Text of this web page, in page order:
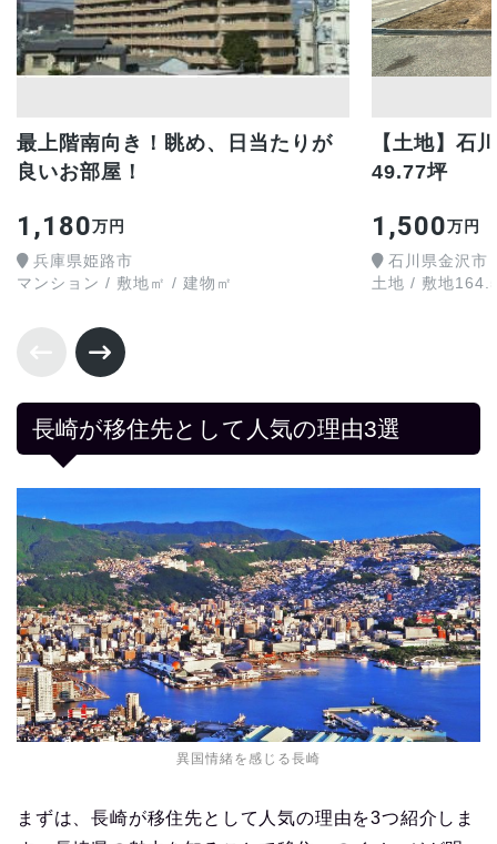
最上階南向き！眺め、日当たりが
良いお部屋！
1,180万円
兵庫県姫路市
マンション / 敷地㎡ / 建物㎡
【土地】石
49.77坪
1,500万円
石川県金沢市
土地 / 敷地
長崎が移住先として人気の理由3選
異国情緒を感じる長崎
まずは、長崎が移住先として人気の理由を3つ紹介しま